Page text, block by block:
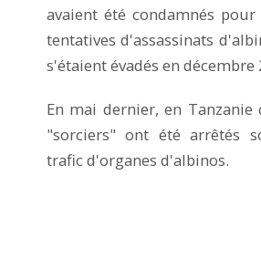
avaient été condamnés pour
tentatives d'assassinats
s'étaient évadés en décembre
En mai dernier, en Tanzanie
"sorciers" ont été arrêtés
trafic d'organes d'albinos.